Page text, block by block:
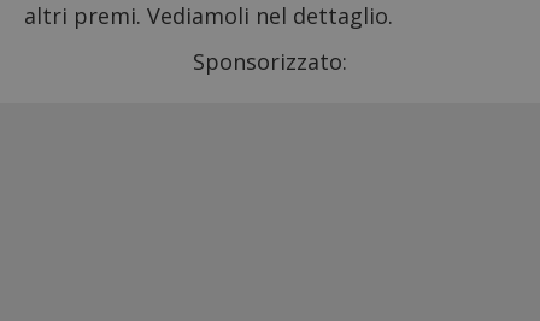
altri premi. Vediamoli nel dettaglio.
Sponsorizzato: